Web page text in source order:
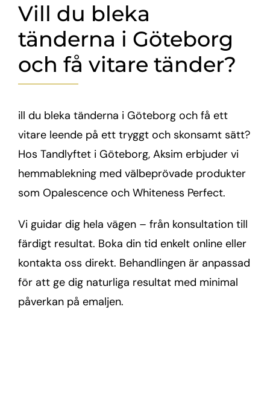
Vill du bleka
tänderna i Göteborg
och få vitare tänder?
ill du bleka tänderna i Göteborg och få ett
vitare leende på ett tryggt och skonsamt sätt?
Hos Tandlyftet i Göteborg, Aksim erbjuder vi
hemmablekning med välbeprövade produkter
som Opalescence och Whiteness Perfect.
Vi guidar dig hela vägen – från konsultation till
färdigt resultat. Boka din tid enkelt online eller
kontakta oss direkt. Behandlingen är anpassad
för att ge dig naturliga resultat med minimal
påverkan på emaljen.